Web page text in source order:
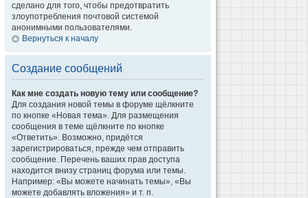
сделано для того, чтобы предотвратить
злоупотребления почтовой системой
анонимными пользователями.
Вернуться к началу
Создание сообщений
Как мне создать новую тему или сообщение?
Для создания новой темы в форуме щёлкните
по кнопке «Новая тема». Для размещения
сообщения в теме щёлкните по кнопке
«Ответить». Возможно, придётся
зарегистрироваться, прежде чем отправить
сообщение. Перечень ваших прав доступа
находится внизу страниц форума или темы.
Например: «Вы можете начинать темы», «Вы
можете добавлять вложения» и т. п.